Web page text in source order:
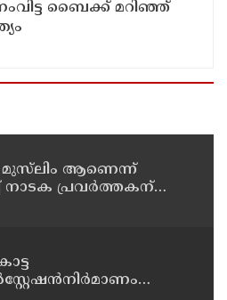
ബൈക്ക് മറിഞ്ഞ്
മുസ്‍ലിം ആണെന്ന്
നാടക പ്രവർത്തകന്